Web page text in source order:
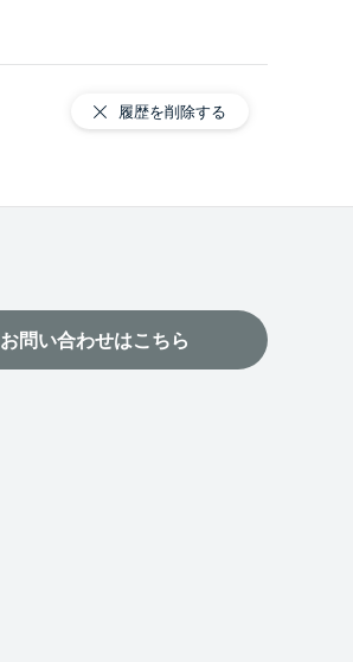
履歴を削除する
お問い合わせはこちら